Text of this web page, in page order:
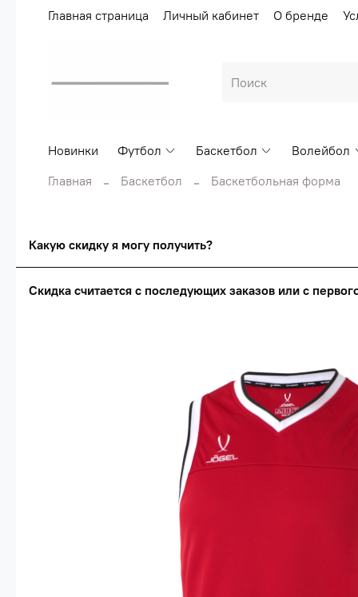
Главная страница Личный кабинет О бренде
Новинки Футбол Баскетбол Волейбол
Главная
Баскетбол Баскетбольная форма
Какую скидку я могу получить?
Опт 4(30%)
Скидка считается с последующих заказов или с